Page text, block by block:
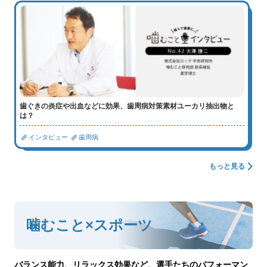
歯ぐきの炎症や出血などに効果、歯周病対策素材ユーカリ抽出物と
は？
インタビュー 歯周病
もっと見る
噛むこと×スポーツ
バランス能力、リラックス効果など、選手たちのパフォーマン